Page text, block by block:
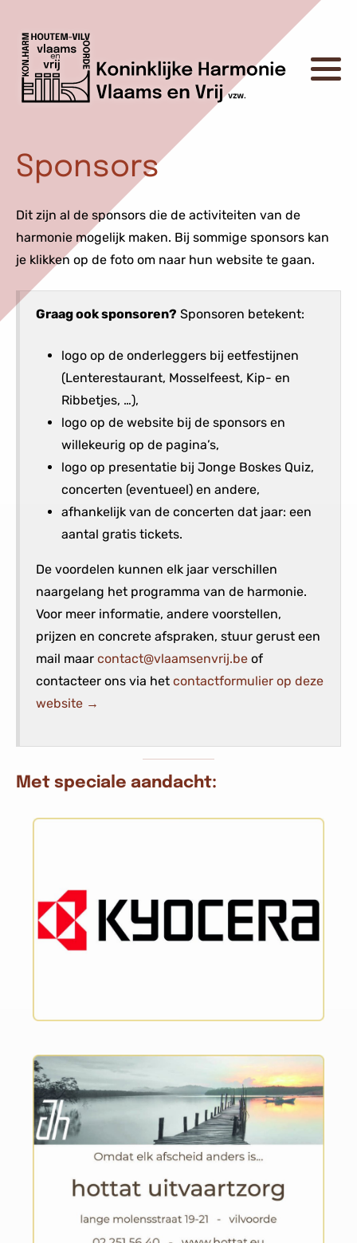
Sponsors
Dit zijn al de sponsors die de activiteiten van de
harmonie mogelijk maken. Bij sommige sponsors kan
je klikken op de foto om naar hun website te gaan.
Graag ook sponsoren? Sponsoren betekent:
logo op de onderleggers bij eetfestijnen
(Lenterestaurant, Mosselfeest, Kip- en
Ribbetjes, …),
logo op de website bij de sponsors en
willekeurig op de pagina’s,
logo op presentatie bij Jonge Boskes Quiz,
concerten (eventueel) en andere,
afhankelijk van de concerten dat jaar: een
aantal gratis tickets.
De voordelen kunnen elk jaar verschillen
naargelang het programma van de harmonie.
Voor meer informatie, andere voorstellen,
prijzen en concrete afspraken, stuur gerust een
mail maar contact@vlaamsenvrij.be of
contacteer ons via het contactformulier op deze
website →
Met speciale aandacht: